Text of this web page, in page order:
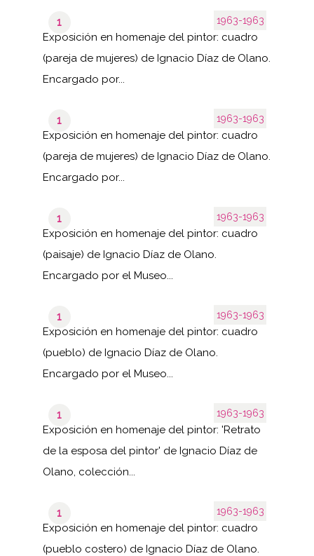
1963-1963
1
Exposición en homenaje del pintor: cuadro
(pareja de mujeres) de Ignacio Díaz de Olano.
Encargado por...
1963-1963
1
Exposición en homenaje del pintor: cuadro
(pareja de mujeres) de Ignacio Díaz de Olano.
Encargado por...
1963-1963
1
Exposición en homenaje del pintor: cuadro
(paisaje) de Ignacio Díaz de Olano.
Encargado por el Museo...
1963-1963
1
Exposición en homenaje del pintor: cuadro
(pueblo) de Ignacio Díaz de Olano.
Encargado por el Museo...
1963-1963
1
Exposición en homenaje del pintor: 'Retrato
de la esposa del pintor' de Ignacio Díaz de
Olano, colección...
1963-1963
1
Exposición en homenaje del pintor: cuadro
(pueblo costero) de Ignacio Díaz de Olano.